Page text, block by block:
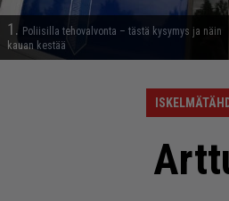
1. Poliisilla tehovalvonta – tästä kysymys ja näin
kauan kestää